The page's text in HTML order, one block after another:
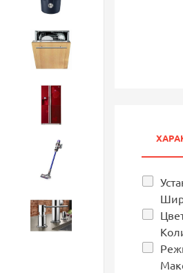
Посудомоечные
Бытовая техника